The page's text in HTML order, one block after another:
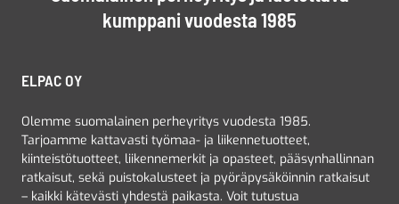
kumppani vuodesta 1985
ELPAC OY
Olemme suomalainen perheyritys vuodesta 1985.
Tarjoamme kattavasti työmaa- ja liikennetuotteet,
kiinteistötuotteet, liikennemerkit ja opasteet, pääsynhallinnan
ratkaisut, sekä puistokalusteet ja pyöräpysäköinnin ratkaisut
– kaikki kätevästi yhdestä paikasta. Voit tutustua